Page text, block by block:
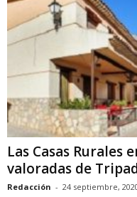
Las Casas Rurales
valoradas de
Redacción - 24 septiembre,